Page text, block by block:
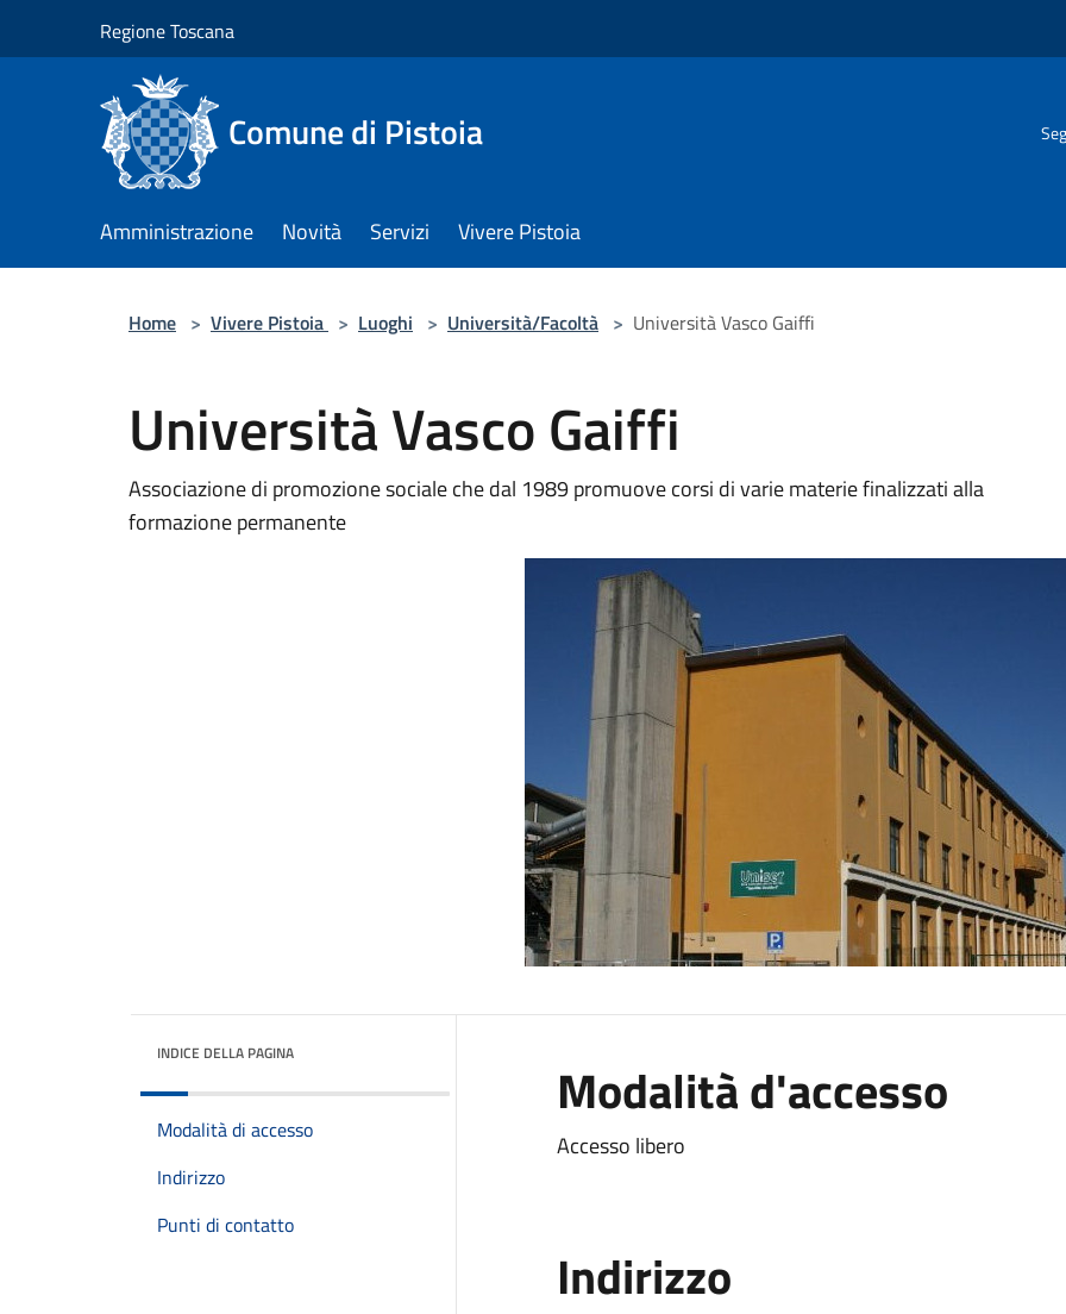
Regione Toscana
Comune di Pistoia
Amministrazione Novità Servizi Vivere Pistoia
Home > Vivere Pistoia > Luoghi > Università/Facoltà > Università Vasco Gaiffi
Università Vasco Gaiffi
Associazione di promozione sociale che dal 1989 promuove corsi di varie materie finalizzati alla
formazione permanente
INDICE DELLA PAGINA
Modalità di accesso
Indirizzo
Punti di contatto
Modalità d'accesso
Accesso libero
Indirizzo